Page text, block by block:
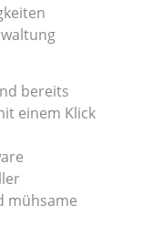
bereits
einem Klick
mühsame